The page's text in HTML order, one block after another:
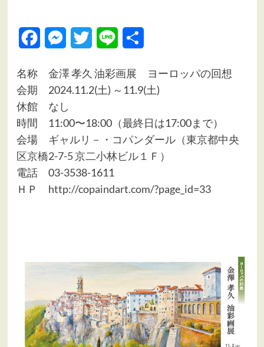
FacebookMessenger
Twitter Line
名称 金澤 孝久 油彩画展 ヨーロッパの回想
会期 2024.11.2(土) ～11.9(土)
休館 なし
時間 11:00〜18:00（最終日は17:00まで）
会場 ギャルリ－・コパンダール（東京都中央
区京橋2-7-5 京二小林ビル１Ｆ）
電話 03-3538-1611
ＨＰ http://copaindart.com/?page_id=33